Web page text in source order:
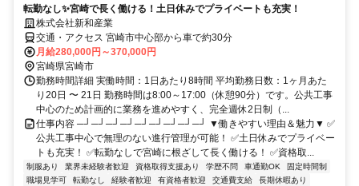
転勤なし✨宮崎で長く働ける！土日休みでプライベートも充実！
株式会社新和産業
交通・アクセス 宮崎市中心部から車で約30分
月給280,000円～370,000円
宮崎県宮崎市
勤務時間詳細 実働時間：1日あたり8時間 平均勤務日数：1ヶ月あた
り20日 〜 21日 勤務時間は8:00～17:00（休憩90分）です。公共工事
中心のため計画的に業務を進めやすく、完全週休2日制（...
仕事内容 ─┘─┘─┘─┘─┘─┘─┘─┘─┘ ▼働きやすい理由＆魅力▼ ✅
公共工事中心で無理のない進行管理が可能！ ✅土日休みでプライベー
トも充実！ ✅転勤なしで宮崎に根ざして長く働ける！ ✅資格取...
制服あり 業界未経験者歓迎 資格取得支援あり 学歴不問 車通勤OK
固定時間制
職場見学可
転勤なし 経験者歓迎 有資格者歓迎 交通費支給
長期休暇あり